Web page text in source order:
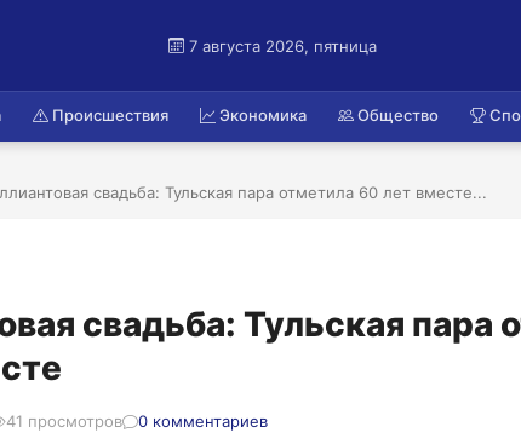
7 августа 2026, пятница
Происшествия Экономика Общество
свадьба: Тульская пара отметила 60 лет вместе...
свадьба: Тульская пара
41 просмотров 0 комментариев